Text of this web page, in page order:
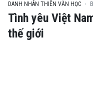
DANH NHÂN THIÊN VĂN HỌC
Tình yêu Việt
thế giới